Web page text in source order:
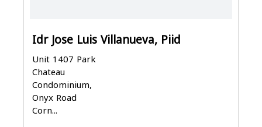
Idr Jose Luis Villanueva, Piid
Unit 1407 Park
Chateau
Condominium,
Onyx Road
Corn...